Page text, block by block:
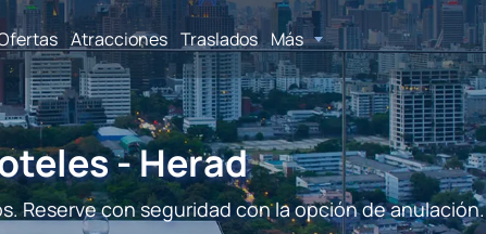
Atracciones Traslados Más
- Herad
Reserve con seguridad con la opción de anulación.